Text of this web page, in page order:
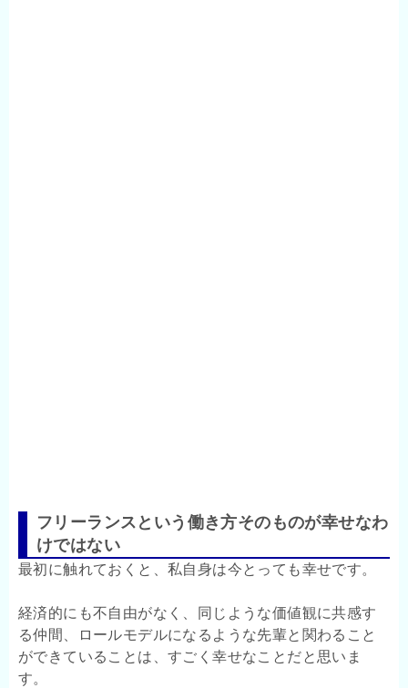
フリーランスという働き方そのものが幸せなわ
けではない
最初に触れておくと、私自身は今とっても幸せです。
経済的にも不自由がなく、同じような価値観に共感す
る仲間、ロールモデルになるような先輩と関わること
ができていることは、すごく幸せなことだと思いま
す。